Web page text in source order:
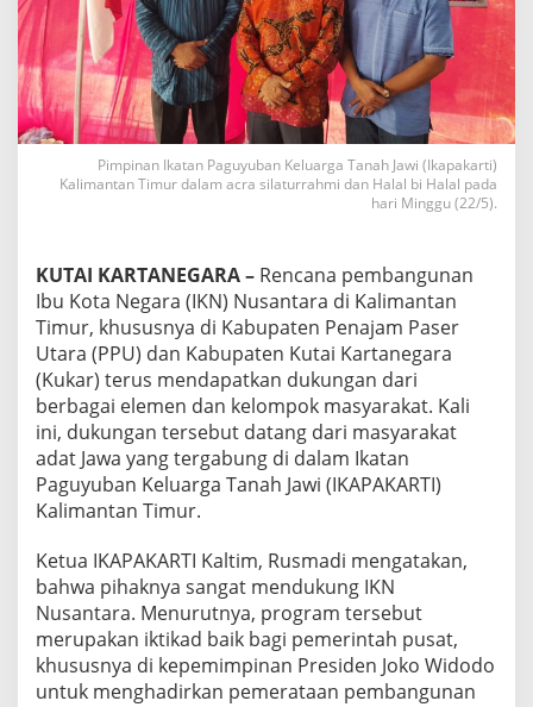
u
n
g
I
K
N
N
u
s
a
r
a
Pimpinan Ikatan Paguyuban Keluarga Tanah Jawi (Ikapakarti)
Kalimantan Timur dalam acra silaturrahmi dan Halal bi Halal pada
hari Minggu (22/5).
KUTAI KARTANEGARA – Rencana pembangunan
Ibu Kota Negara (IKN) Nusantara di Kalimantan
Timur, khususnya di Kabupaten Penajam Paser
Utara (PPU) dan Kabupaten Kutai Kartanegara
(Kukar) terus mendapatkan dukungan dari
berbagai elemen dan kelompok masyarakat. Kali
ini, dukungan tersebut datang dari masyarakat
adat Jawa yang tergabung di dalam Ikatan
Paguyuban Keluarga Tanah Jawi (IKAPAKARTI)
Kalimantan Timur.
Ketua IKAPAKARTI Kaltim, Rusmadi mengatakan,
bahwa pihaknya sangat mendukung IKN
Nusantara. Menurutnya, program tersebut
merupakan iktikad baik bagi pemerintah pusat,
khususnya di kepemimpinan Presiden Joko Widodo
untuk menghadirkan pemerataan pembangunan